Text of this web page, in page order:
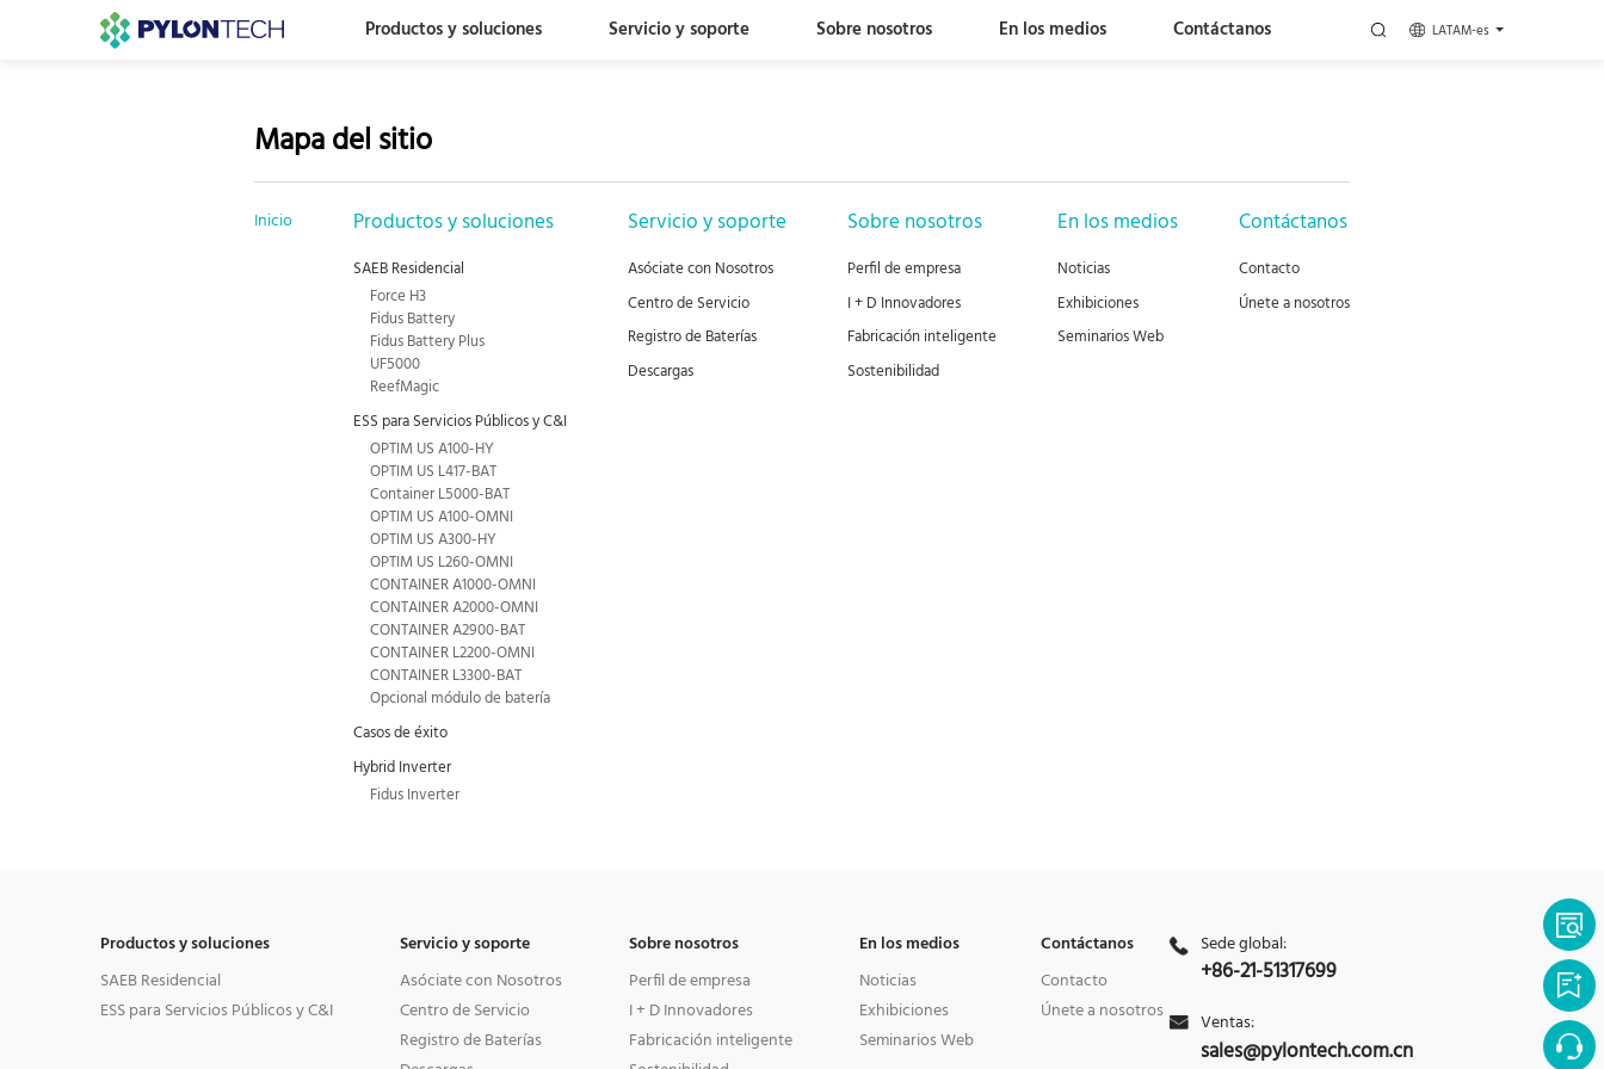
Productos y soluciones Servicio y soporte Sobre nosotros En los medios Contáctanos LATAM-es
Mapa del sitio
Inicio Productos y soluciones
SAEB Residencial
Force H3
Fidus Battery
Fidus Battery Plus
UF5000
ReefMagic
ESS para Servicios Públicos y C&I
OPTIM US A100-HY
OPTIM US L417-BAT
Container L5000-BAT
OPTIM US A100-OMNI
OPTIM US A300-HY
OPTIM US L260-OMNI
CONTAINER A1000-OMNI
CONTAINER A2000-OMNI
CONTAINER A2900-BAT
CONTAINER L2200-OMNI
CONTAINER L3300-BAT
Opcional módulo de batería
Casos de éxito
Hybrid Inverter
Fidus Inverter
Servicio y soporte
Asóciate con Nosotros
Centro de Servicio
Registro de Baterías
Descargas
Sobre nosotros
Perfil de empresa
I + D Innovadores
Fabricación inteligente
Sostenibilidad
En los medios
Noticias
Exhibiciones
Seminarios Web
Contáctanos
Contacto
Únete a nosotros
Productos y soluciones
SAEB Residencial
ESS para Servicios Públicos y C&I
Servicio y soporte
Asóciate con Nosotros
Centro de Servicio
Registro de Baterías
Sobre nosotros
Perfil de empresa
I + D Innovadores
Fabricación inteligente
En los medios
Noticias
Exhibiciones
Seminarios Web
Contáctanos
Contacto
Únete a nosotros
Sede global:
+86-21-51317699
Ventas:
sales@pylontech.com.cn